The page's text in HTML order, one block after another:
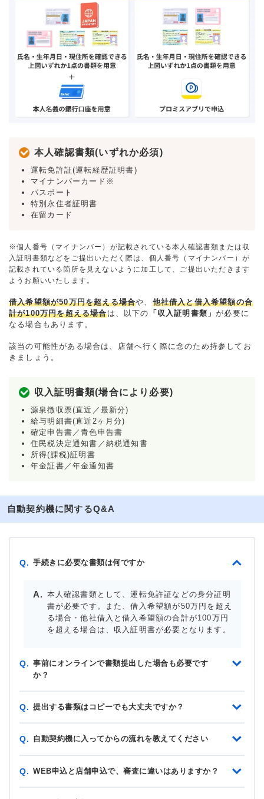
本人確認書類(いずれか必須)
運転免許証(運転経歴証明書)
マイナンバーカード※
パスポート
特別永住者証明書
在留カード
※個人番号（マイナンバー）が記載されている本人確認書類または収
入証明書類などをご提出いただく際は、個人番号（マイナンバー）が
記載されている箇所を見えないように加工して、ご提出いただきます
ようお願いいたします。
借入希望額が50万円を超える場合や、 他社借入と借入希望額の合
計が100万円を超える場合は、以下の 「収入証明書類」が必要に
なる場合もあります。
該当の可能性がある場合は、店舗へ行く際に念のため持参してお
きましょう。
収入証明書類(場合により必要)
源泉徴収票(直近／最新分)
給与明細書(直近2ヶ月分)
確定申告書／青色申告書
住民税決定通知書／納税通知書
所得(課税)証明書
年金証書／年金通知書
自動契約機に関するQ&A
Q. 手続きに必要な書類は何ですか
本人確認書類として、運転免許証などの身分証明
書が必要です。また、借入希望額が50万円を超え
る場合・他社借入と借入希望額の合計が100万円
を超える場合は、収入証明書が必要となります。
Q. 事前にオンラインで書類提出した場合も必要です
か？
Q. 提出する書類はコピーでも大丈夫ですか？
Q. 自動契約機に入ってからの流れを教えてください
Q. WEB申込と店舗申込で、審査に違いはありますか？